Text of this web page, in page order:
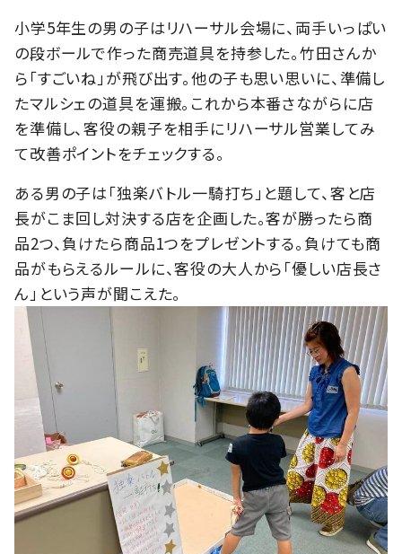
小学5年生の男の子はリハーサル会場に、両手いっぱい
の段ボールで作った商売道具を持参した。竹田さんか
ら「すごいね」が飛び出す。他の子も思い思いに、準備し
たマルシェの道具を運搬。これから本番さながらに店
を準備し、客役の親子を相手にリハーサル営業してみ
て改善ポイントをチェックする。
ある男の子は「独楽バトル一騎打ち」と題して、客と店
長がこま回し対決する店を企画した。客が勝ったら商
品2つ、負けたら商品1つをプレゼントする。負けても商
品がもらえるルールに、客役の大人から「優しい店長さ
ん」という声が聞こえた。